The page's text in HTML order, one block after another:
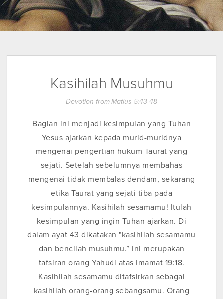
Kasihilah Musuhmu
Devotion from Matius 5:43-48
Bagian ini menjadi kesimpulan yang Tuhan
Yesus ajarkan kepada murid-muridnya
mengenai pengertian hukum Taurat yang
sejati. Setelah sebelumnya membahas
mengenai tidak membalas dendam, sekarang
etika Taurat yang sejati tiba pada
kesimpulannya. Kasihilah sesamamu! Itulah
kesimpulan yang ingin Tuhan ajarkan. Di
dalam ayat 43 dikatakan "kasihilah sesamamu
dan bencilah musuhmu.” Ini merupakan
tafsiran orang Yahudi atas Imamat 19:18.
Kasihilah sesamamu ditafsirkan sebagai
kasihilah orang-orang sebangsamu. Orang